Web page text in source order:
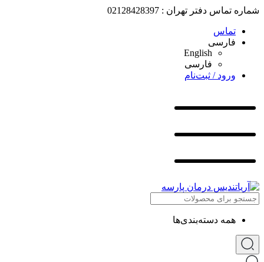
شماره تماس دفتر تهران : 02128428397
تماس
فارسی
English
فارسی
ورود / ثبت‌نام
همه دسته‌بندی‌ها